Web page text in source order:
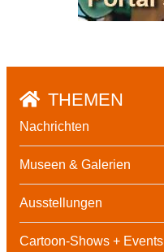
THEMEN
Nachrichten
Museen & Galerien
Ausstellungen
Cartoon-Shows + Events